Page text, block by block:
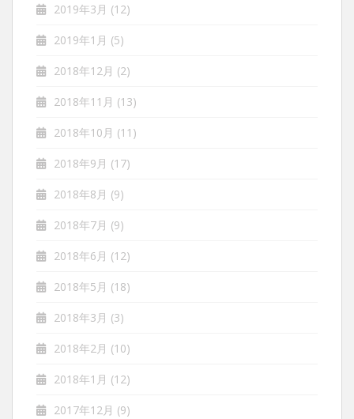
2019年3月 (12)
2019年1月 (5)
2018年12月 (2)
2018年11月 (13)
2018年10月 (11)
2018年9月 (17)
2018年8月 (9)
2018年7月 (9)
2018年6月 (12)
2018年5月 (18)
2018年3月 (3)
2018年2月 (10)
2018年1月 (12)
2017年12月 (9)